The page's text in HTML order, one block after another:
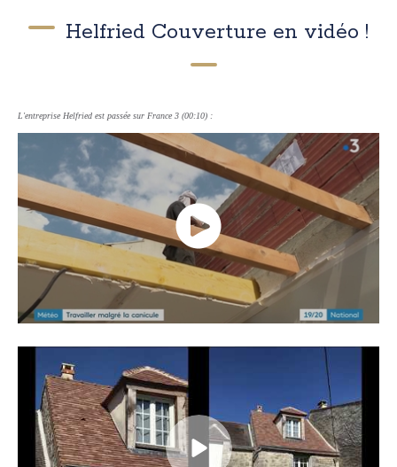
Helfried Couverture en vidéo !
L'entreprise Helfried est passée sur France 3 (00:10) :